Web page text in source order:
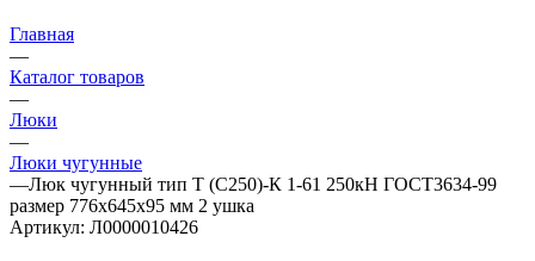
Главная
—
Каталог товаров
—
Люки
—
Люки чугунные
—Люк чугунный тип Т (С250)-К 1-61 250кН ГОСТ3634-99
размер 776х645х95 мм 2 ушка
Артикул: Л0000010426